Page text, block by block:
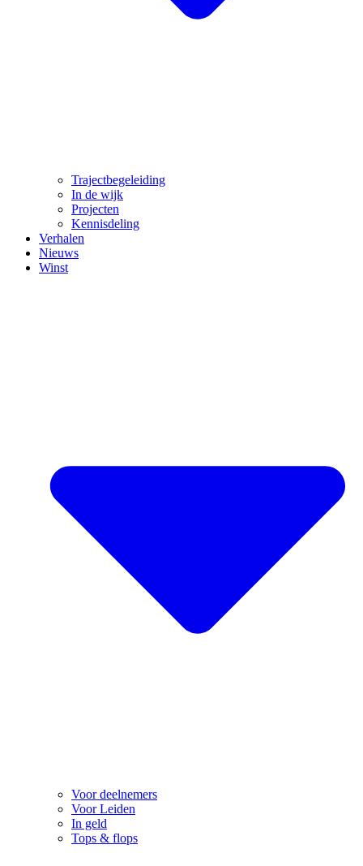
Trajectbegeleiding
In de wijk
Projecten
Kennisdeling
Verhalen
Nieuws
Winst
Voor deelnemers
Voor Leiden
In geld
Tops & flops